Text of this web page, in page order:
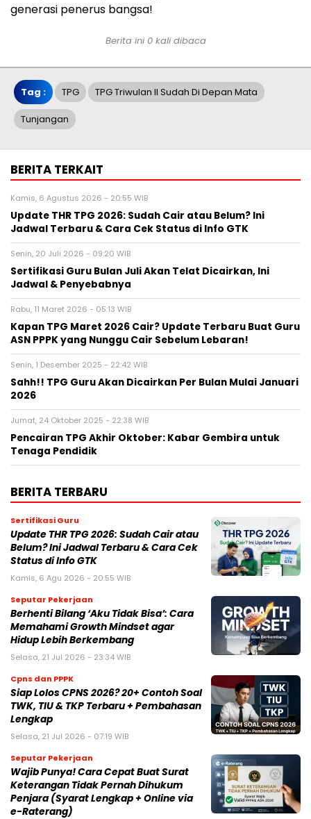
generasi penerus bangsa!
Berita ini 0 kali dibaca
Tag : TPG TPG Triwulan II Sudah Di Depan Mata
Tunjangan
BERITA TERKAIT
Kamis, 6 Agustus 2026 - 20:55 WIB
Update THR TPG 2026: Sudah Cair atau Belum? Ini
Jadwal Terbaru & Cara Cek Status di Info GTK
Senin, 20 Juli 2026 - 09:20 WIB
Sertifikasi Guru Bulan Juli Akan Telat Dicairkan, Ini
Jadwal & Penyebabnya
Rabu, 11 Maret 2026 - 05:13 WIB
Kapan TPG Maret 2026 Cair? Update Terbaru Buat Guru
ASN PPPK yang Nunggu Cair Sebelum Lebaran!
Senin, 1 Desember 2025 - 22:42 WIB
Sahh!! TPG Guru Akan Dicairkan Per Bulan Mulai Januari
2026
Jumat, 24 Oktober 2025 - 22:38 WIB
Pencairan TPG Akhir Oktober: Kabar Gembira untuk
Tenaga Pendidik
BERITA TERBARU
Sertifikasi Guru
Update THR TPG 2026: Sudah Cair atau
Belum? Ini Jadwal Terbaru & Cara Cek
Status di Info GTK
Kamis, 6 Agu 2026 - 20:55 WIB
Seputar Pekerjaan
Berhenti Bilang ‘Aku Tidak Bisa’: Cara
Memahami Growth Mindset agar
Hidup Lebih Berkembang
Selasa, 21 Jul 2026 - 23:34 WIB
Cpns dan PPPK
Siap Lolos CPNS 2026? 20+ Contoh Soal
TWK, TIU & TKP Terbaru + Pembahasan
Lengkap
Selasa, 21 Jul 2026 - 07:19 WIB
Seputar Pekerjaan
Wajib Punya! Cara Cepat Buat Surat
Keterangan Tidak Pernah Dihukum
Penjara (Syarat Lengkap + Online via
e-Raterang)